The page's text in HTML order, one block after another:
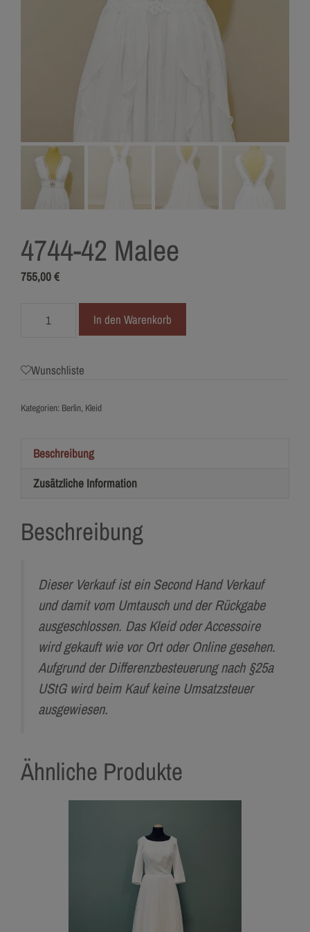
4744-42 Malee
755,00€
Menge
In den Warenkorb
Wunschliste
Kategorien: Berlin, Kleid
Beschreibung
Zusätzliche Information
Beschreibung
Dieser Verkauf ist ein Second Hand Verkauf
und damit vom Umtausch und der Rückgabe
ausgeschlossen. Das Kleid oder Accessoire
wird gekauft wie vor Ort oder Online gesehen.
Aufgrund der Differenzbesteuerung nach §25a
UStG wird beim Kauf keine Umsatzsteuer
ausgewiesen.
Ähnliche Produkte